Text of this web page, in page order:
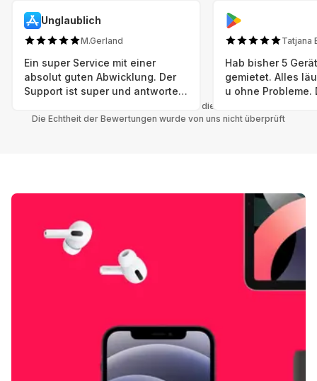
Unglaublich
M.Gerland
Ein super Service mit einer
absolut guten Abwicklung. Der
Support ist super und antworte
Tatjana
Hab bisher 5
gemietet. Alles
u ohne Probleme.
einwandfreien
Nachhaltig u wer
mal wieder ein
hat (Xbox,
Smartphone etc),
Grover nur
Möglichkeit
besteht nach
Alle Bewertungen beziehen sich auf die Grover App.
Die Echtheit der Bewertungen wurde von uns nicht überprüft